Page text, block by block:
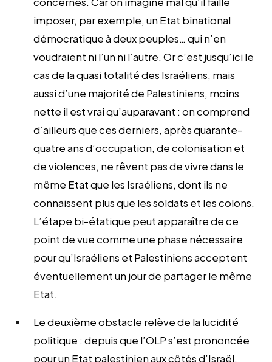
imposer, par exemple, un Etat binational
démocratique à deux peuples… qui n’en
voudraient ni l’un ni l’autre. Or c’est jusqu’ici le
cas de la quasi totalité des Israéliens, mais
aussi d’une majorité de Palestiniens, moins
nette il est vrai qu’auparavant : on comprend
d’ailleurs que ces derniers, après quarante-
quatre ans d’occupation, de colonisation et
de violences, ne rêvent pas de vivre dans le
même Etat que les Israéliens, dont ils ne
connaissent plus que les soldats et les colons.
L’étape bi-étatique peut apparaître de ce
point de vue comme une phase nécessaire
pour qu’Israéliens et Palestiniens acceptent
éventuellement un jour de partager le même
Etat.
Le deuxième obstacle relève de la lucidité
politique : depuis que l’OLP s’est prononcée
pour un Etat palestinien aux côtés d’Israël,